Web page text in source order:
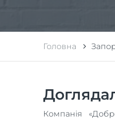
Головна
Компанія